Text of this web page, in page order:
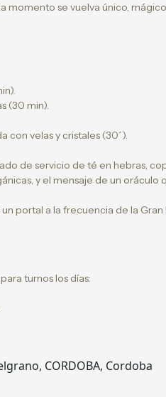
momento se vuelva único,
(30 min).
con velas y cristales (30´).
de servicio de té en hebras,
y el mensaje de un oráculo
portal a la frecuencia de la Gran
turnos los días:
CORDOBA, Cordoba